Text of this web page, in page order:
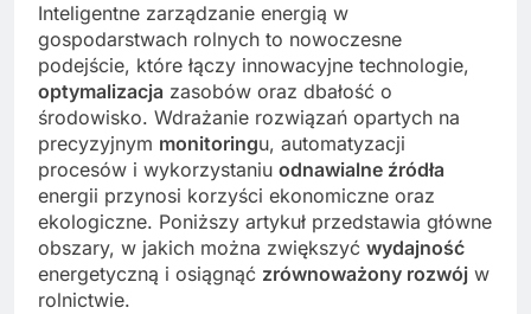
Inteligentne zarządzanie energią w
gospodarstwach rolnych to nowoczesne
podejście, które łączy innowacyjne technologie,
optymalizacja zasobów oraz dbałość o
środowisko. Wdrażanie rozwiązań opartych na
precyzyjnym monitoringu, automatyzacji
procesów i wykorzystaniu odnawialne źródła
energii przynosi korzyści ekonomiczne oraz
ekologiczne. Poniższy artykuł przedstawia główne
obszary, w jakich można zwiększyć wydajność
energetyczną i osiągnąć zrównoważony rozwój w
rolnictwie.